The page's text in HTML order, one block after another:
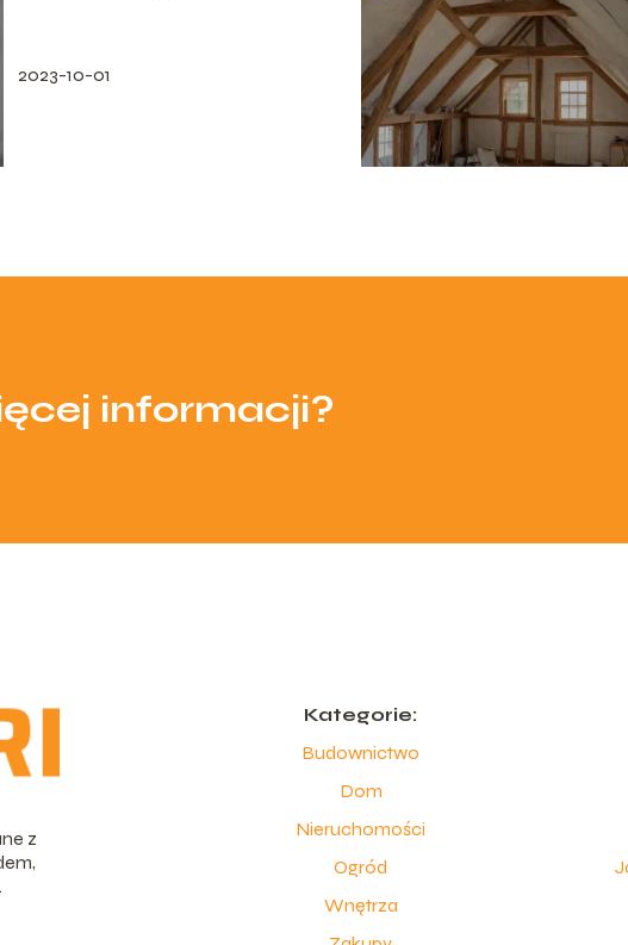
2023-10-01
informacji?
z
Kategorie:
Budownictwo
Dom
Nieruchomości
Ogród
Wnętrza